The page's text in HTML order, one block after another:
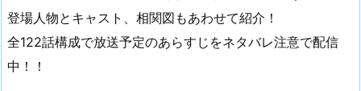
登場人物とキャスト、相関図もあわせて紹介！
全122話構成で放送予定のあらすじをネタバレ注意で配信
中！！